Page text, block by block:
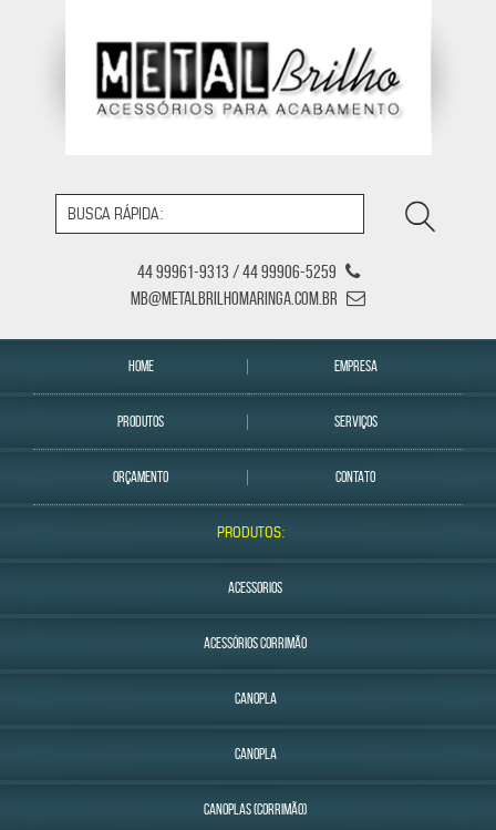
44 99961-9313 / 44 99906-5259
mb@metalbrilhomaringa.com.br
HOME EMPRESA
PRODUTOS SERVIÇOS
ORÇAMENTO CONTATO
PRODUTOS:
ACESSORIOS
ACESSÓRIOS CORRIMÃO
CANOPLA
CANOPLA
CANOPLAS (CORRIMÃO)